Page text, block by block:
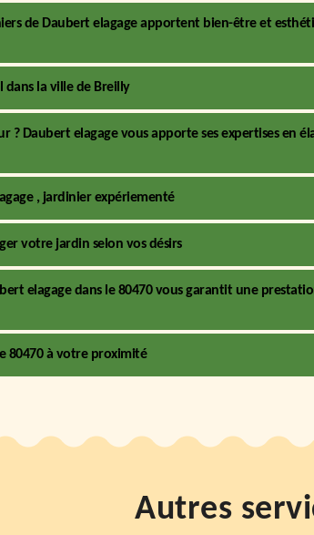
de Daubert elagage apportent bien-être et
dans la ville de Breilly
? Daubert elagage vous apporte ses expertises en
, jardinier expériementé
votre jardin selon vos désirs
elagage dans le 80470 vous garantit une
80470 à votre proximité
Autres